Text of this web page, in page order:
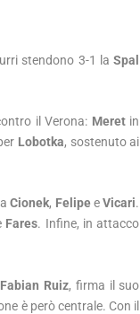
stendono 3-1 laSpal
il Verona: Meretin
Lobotka, sostenuto ai
Cionek, FelipeeVicari.
Fares. Infine, in attacco
Fabian Ruiz, firma il suo
è però centrale. Con il